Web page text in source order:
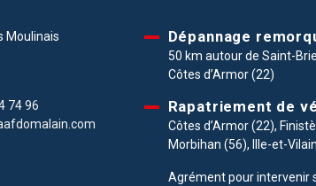
Moulinais
74 96
Dépannage
50 km autour de Saint-
Côtes d’Armor (22)
Rapatriement de
Côtes d’Armor (22),
Morbihan (56), Ille-et-
Agrément pour intervenir